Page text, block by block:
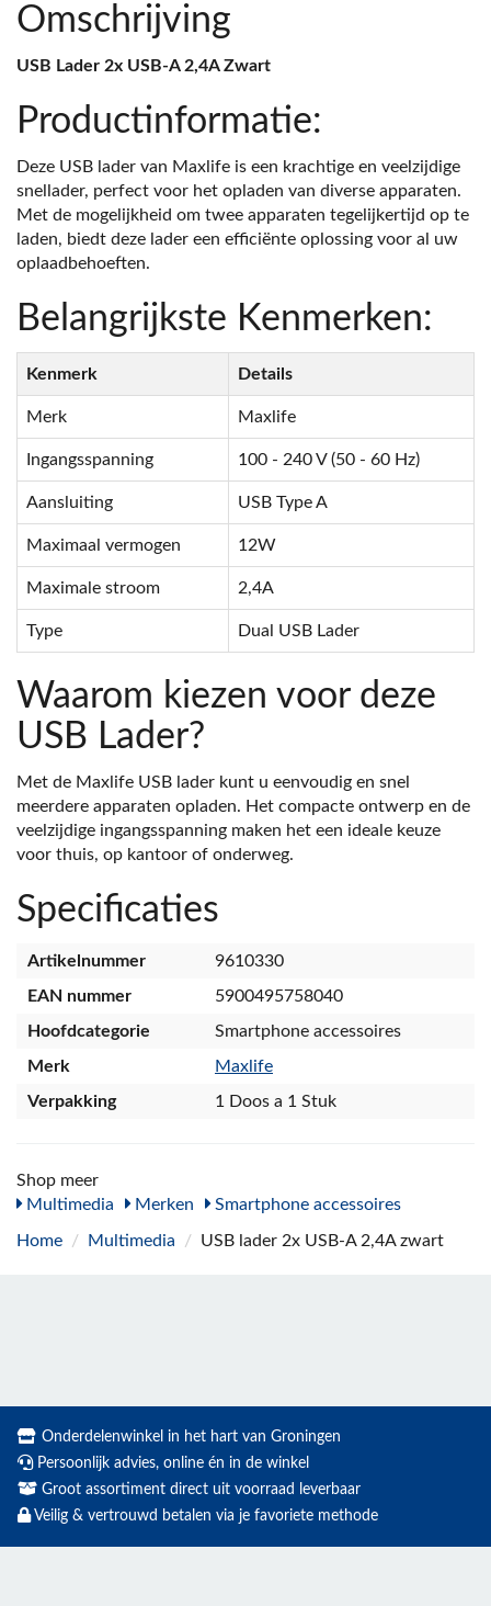
Omschrijving
USB Lader 2x USB-A 2,4A Zwart
Productinformatie:
Deze USB lader van Maxlife is een krachtige en veelzijdige
snellader, perfect voor het opladen van diverse apparaten.
Met de mogelijkheid om twee apparaten tegelijkertijd op te
laden, biedt deze lader een efficiënte oplossing voor al uw
oplaadbehoeften.
Belangrijkste Kenmerken:
Kenmerk Details
Merk Maxlife
Ingangsspanning 100 - 240 V (50 - 60 Hz)
Aansluiting USB Type A
Maximaal vermogen 12W
Maximale stroom 2,4A
Type Dual USB Lader
Waarom kiezen voor deze
USB Lader?
Met de Maxlife USB lader kunt u eenvoudig en snel
meerdere apparaten opladen. Het compacte ontwerp en de
veelzijdige ingangsspanning maken het een ideale keuze
voor thuis, op kantoor of onderweg.
Specificaties
Artikelnummer
9610330
EAN nummer
5900495758040
Hoofdcategorie
Smartphone accessoires
Merk
Maxlife
Verpakking
1 Doos a 1 Stuk
Shop meer
Multimedia
Merken Smartphone accessoires
Home / Multimedia / USB lader 2x USB-A 2,4A zwart
Onderdelenwinkel in het hart van Groningen
Persoonlijk advies, online én in de winkel
Groot assortiment direct uit voorraad leverbaar
Veilig & vertrouwd betalen via je favoriete methode